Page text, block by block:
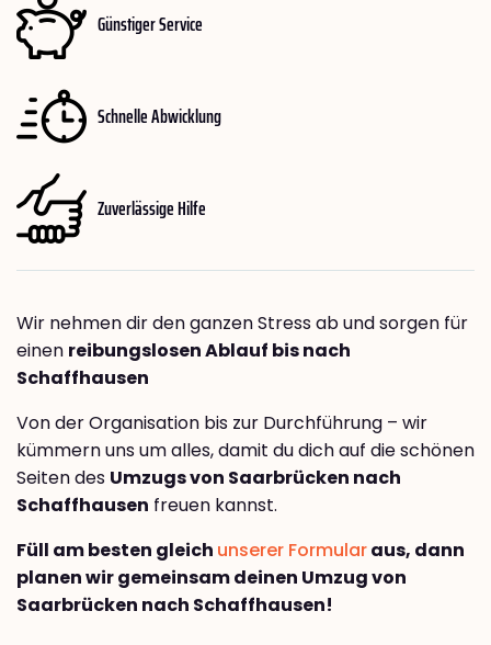
Günstiger Service
Schnelle Abwicklung
Zuverlässige Hilfe
Wir nehmen dir den ganzen Stress ab und sorgen für
einen reibungslosen Ablauf bis nach
Schaffhausen
Von der Organisation bis zur Durchführung – wir
kümmern uns um alles, damit du dich auf die schönen
Seiten des Umzugs von Saarbrücken nach
Schaffhausen freuen kannst.
Füll am besten gleich unserer Formularaus, dann
planen wir gemeinsam deinen Umzug von
Saarbrücken nach Schaffhausen!